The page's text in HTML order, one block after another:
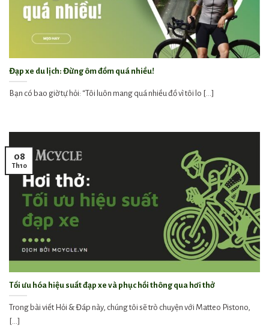
Đạp xe du lịch: Đừng ôm đồm quá nhiều!
Bạn có bao giờ tự hỏi: “Tôi luôn mang quá nhiều đồ vì tôi lo [...]
Tối ưu hóa hiệu suất đạp xe và phục hồi thông qua hơi thở
Trong bài viết Hỏi & Đáp này, chúng tôi sẽ trò chuyện với Matteo Pistono,
[...]
08
Th10